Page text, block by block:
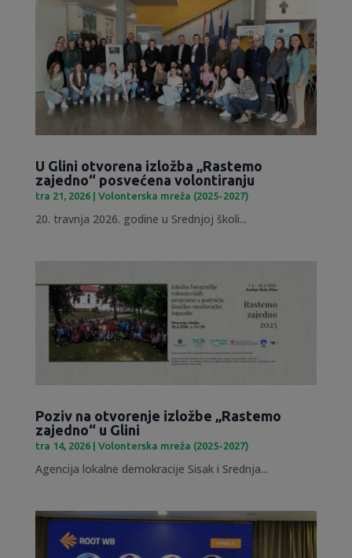
U Glini otvorena izložba „Rastemo
zajedno“ posvećena volontiranju
tra 21, 2026| Volonterska mreža (2025-2027)
20. travnja 2026. godine u Srednjoj školi...
Poziv na otvorenje izložbe „Rastemo
zajedno“ u Glini
tra 14, 2026| Volonterska mreža (2025-2027)
Agencija lokalne demokracije Sisak i Srednja...